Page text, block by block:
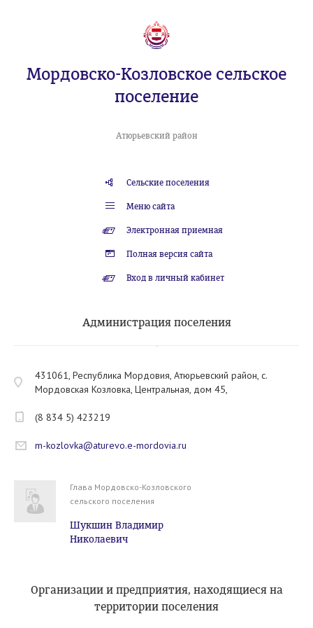
Мордовско-Козловское сельское
поселение
Атюрьевский район
Сельские поселения
Меню сайта
Электронная приемная
Полная версия сайта
Вход в личный кабинет
Администрация поселения
431061, Республика Мордовия, Атюрьевский район, с.
Мордовская Козловка, Центральная, дом 45,
(8 834 5) 423219
m-kozlovka@aturevo.e-mordovia.ru
Глава Мордовско-Козловского
сельского поселения
Шукшин Владимир
Николаевич
Организации и предприятия, находящиеся на
территории поселения